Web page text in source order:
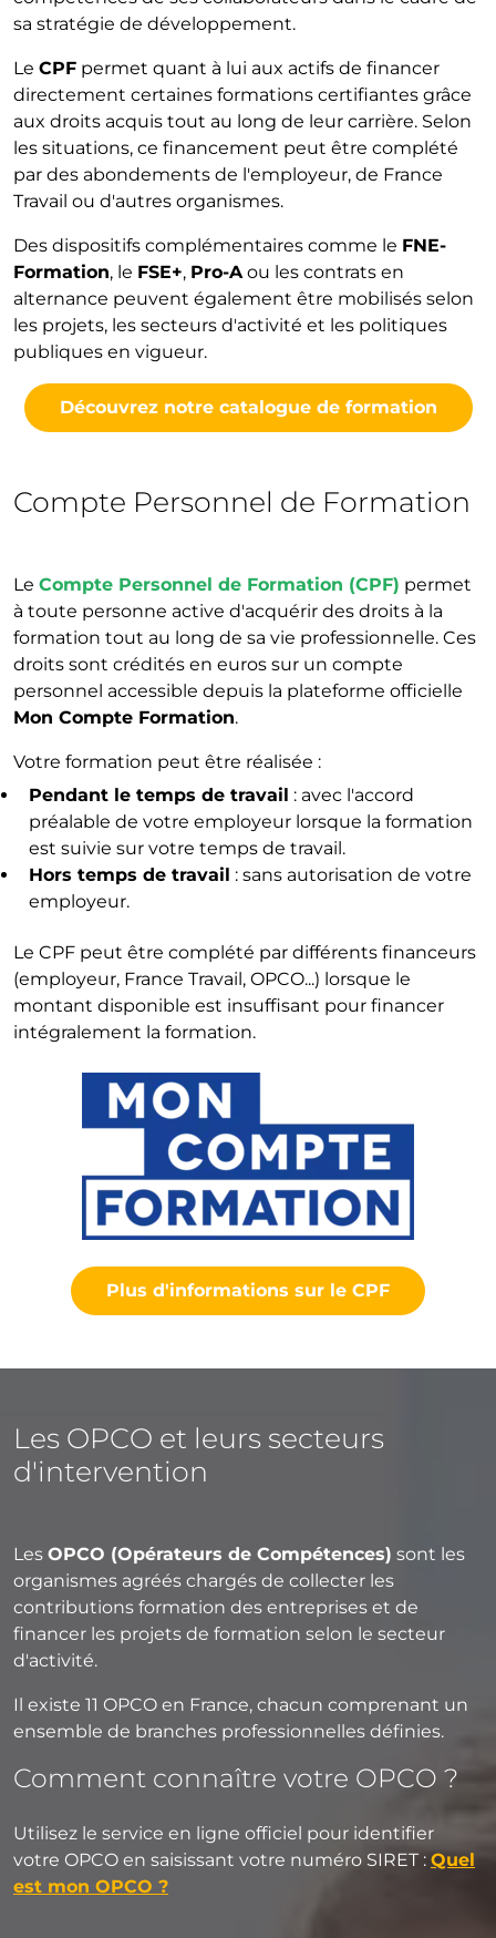
sa stratégie de développement.
Le CPF permet quant à lui aux actifs de financer
directement certaines formations certifiantes grâce
aux droits acquis tout au long de leur carrière. Selon
les situations, ce financement peut être complété
par des abondements de l'employeur, de France
Travail ou d'autres organismes.
Des dispositifs complémentaires comme le FNE-
Formation, le FSE+, Pro-Aou les contrats en
alternance peuvent également être mobilisés selon
les projets, les secteurs d'activité et les politiques
publiques en vigueur.
Découvrez notre catalogue de formation
Compte Personnel de Formation
Le Compte Personnel de Formation (CPF) permet
à toute personne active d'acquérir des droits à la
formation tout au long de sa vie professionnelle. Ces
droits sont crédités en euros sur un compte
personnel accessible depuis la plateforme officielle
Mon Compte Formation.
Votre formation peut être réalisée :
Pendant le temps de travail : avec l'accord
préalable de votre employeur lorsque la formation
est suivie sur votre temps de travail.
Hors temps de travail : sans autorisation de votre
employeur.
Le CPF peut être complété par différents financeurs
(employeur, France Travail, OPCO...) lorsque le
montant disponible est insuffisant pour financer
intégralement la formation.
Plus d'informations sur le CPF
Les OPCO et leurs secteurs
d'intervention
Les OPCO (Opérateurs de Compétences) sont les
organismes agréés chargés de collecter les
contributions formation des entreprises et de
financer les projets de formation selon le secteur
d'activité.
Il existe 11 OPCO en France, chacun comprenant un
ensemble de branches professionnelles définies.
Comment connaître votre OPCO ?
Utilisez le service en ligne officiel pour identifier
votre OPCO en saisissant votre numéro SIRET : Quel
est mon OPCO ?